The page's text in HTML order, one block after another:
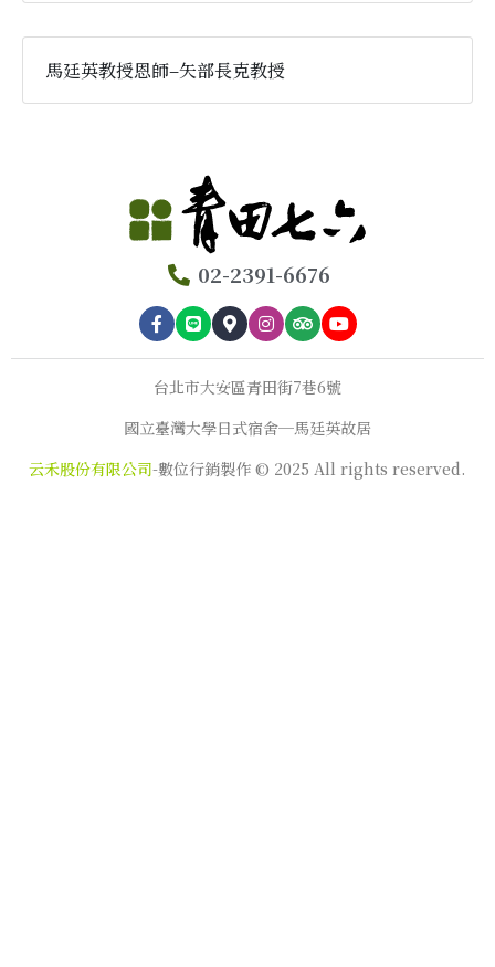
馬廷英教授恩師–矢部長克教授
02-2391-6676
台北市大安區青田街7巷6號
國立臺灣大學日式宿舍─馬廷英故居
云禾股份有限公司-數位行銷製作 © 2025 All rights reserved.